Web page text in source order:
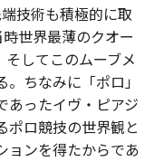
技術も積極的に取
世界最薄のクオー
してこのムーブメ
ちなみに「ポロ」
あったイヴ・ピアジ
ポロ競技の世界観と
ョンを得たからであ